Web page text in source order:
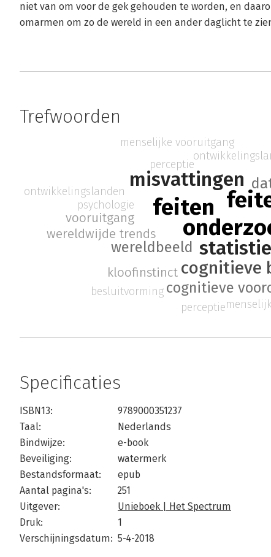
niet van om voor de gek gehouden te worden, en
omarmen om zo de wereld in een ander daglicht te
Trefwoorden
feiten
misvattingen
cognitieve
cognitieve
wereldbeeld
wereldwijde trends
kloofinstinct
vooruitgang
psychologie
perceptie
perceptie
ontwikkelingslanden
besluitvorming
menselijke vooruitgang
Specificaties
ISBN13:
9789000351237
Taal:
Nederlands
Bindwijze:
e-book
Beveiliging:
watermerk
Bestandsformaat:
epub
Aantal pagina's:
251
Uitgever:
Unieboek | Het Spectrum
Druk:
1
Verschijningsdatum: 5-4-2018